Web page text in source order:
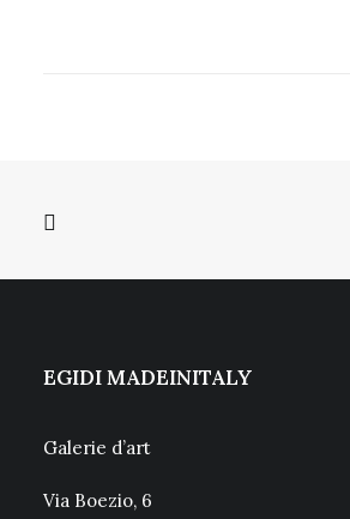
EGIDI MADEINITALY
Galerie d’art
Via Boezio, 6